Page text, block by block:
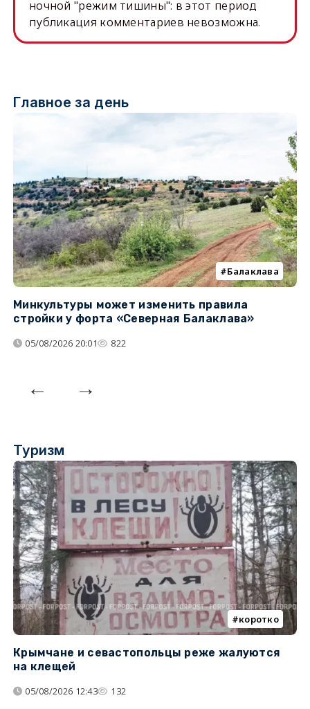
ночной "режим тишины": в этот период
публикация комментариев невозможна.
Главное за день
Балаклава
Минкультуры может изменить правила
стройки у форта «Северная Балаклава»
05/08/2026 20:01 822
Туризм
коротко
Крымчане и севастопольцы реже жалуются
на клещей
05/08/2026 12:43 132